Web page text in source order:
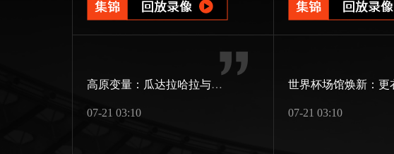
高原变量：瓜达拉哈拉与阿克伦的天气博弈如何重塑2026世界杯战术逻辑
07-21 03:10 07-21 03:10